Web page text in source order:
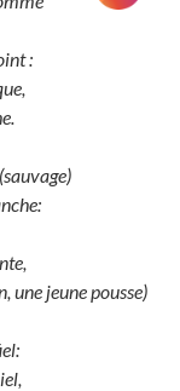
:
une jeune pousse)